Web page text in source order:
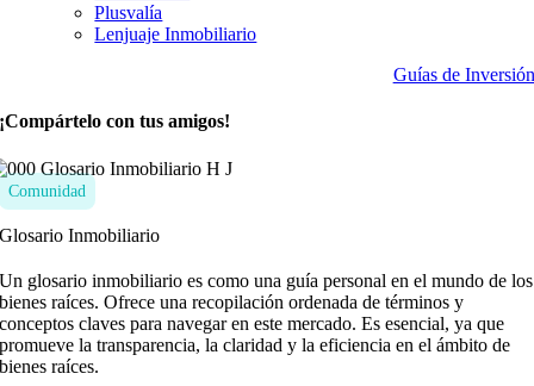
Plusvalía
Lenjuaje Inmobiliario
Guías de Inversión
¡Compártelo con tus amigos!
Comunidad
Glosario Inmobiliario
Un glosario inmobiliario es como una guía personal en el mundo de los
bienes raíces. Ofrece una recopilación ordenada de términos y
conceptos claves para navegar en este mercado. Es esencial, ya que
promueve la transparencia, la claridad y la eficiencia en el ámbito de
bienes raíces.